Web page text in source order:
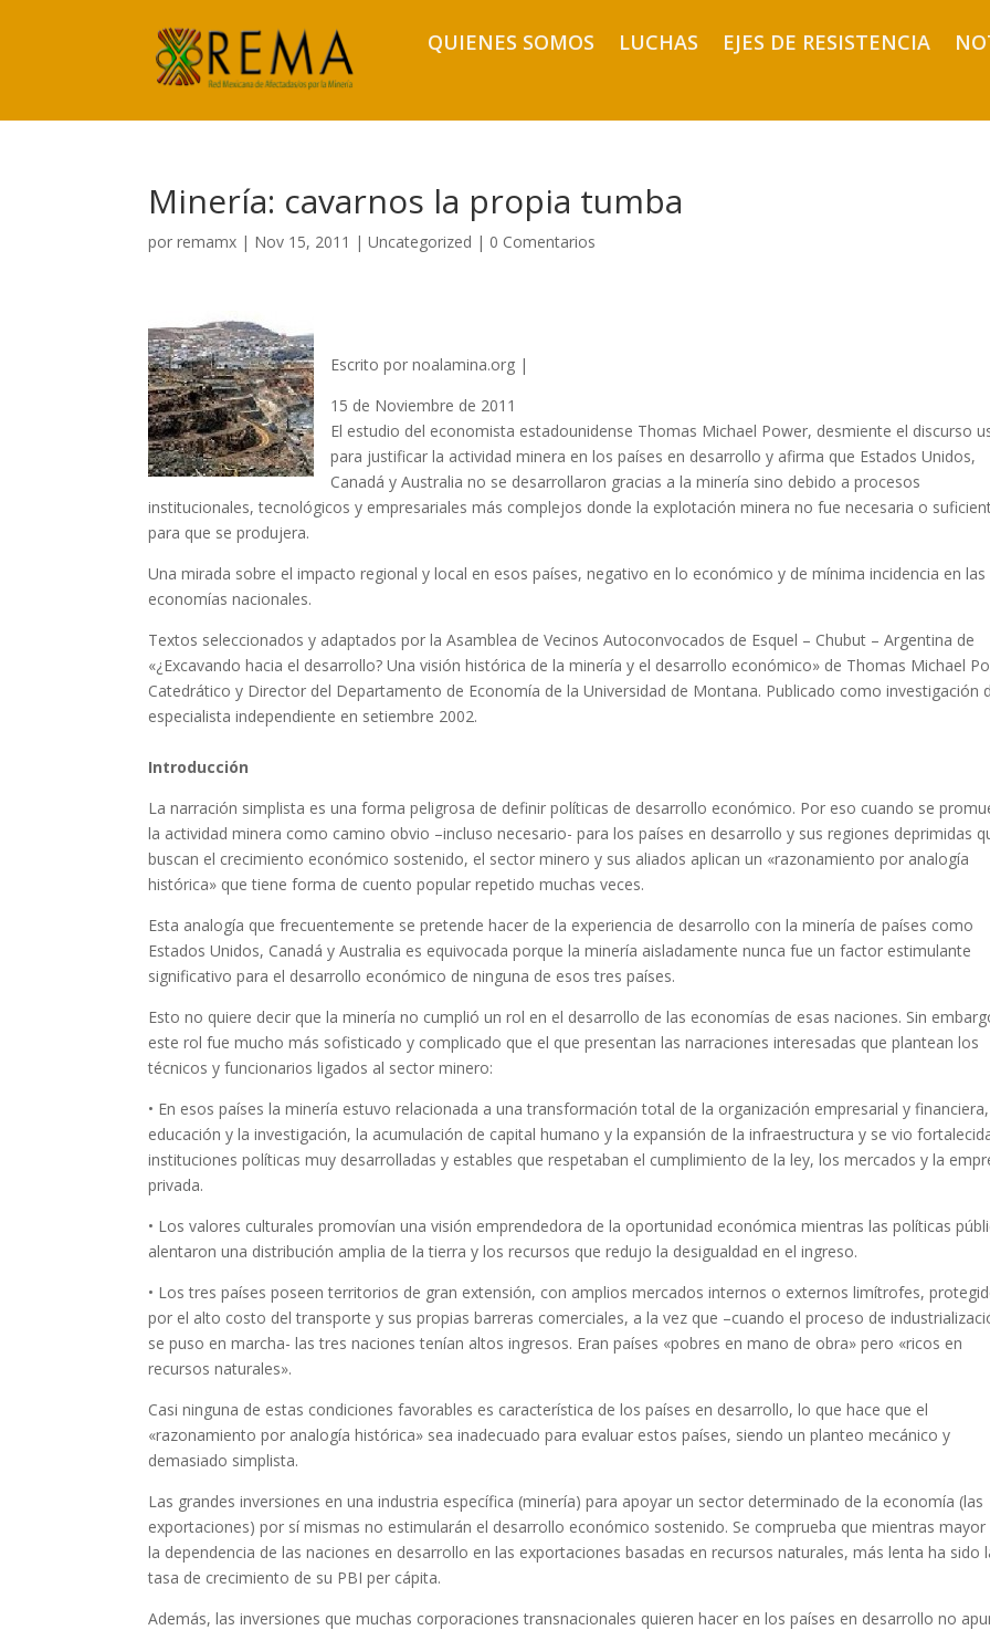
QUIENES SOMOS LUCHAS EJES DE RESISTENCIA
Minería: cavarnos la propia tumba
porremamx | Nov 15, 2011 |Uncategorized | 0 Comentarios
Escrito por noalamina.org |
15 de Noviembre de 2011
El estudio del economista estadounidense Thomas Michael Power, desmiente el discurso
para justificar la actividad minera en los países en desarrollo y afirma que Estados Unidos,
Canadá y Australia no se desarrollaron gracias a la minería sino debido a procesos
institucionales, tecnológicos y empresariales más complejos donde la explotación minera no fue necesaria o
para que se produjera.
Una mirada sobre el impacto regional y local en esos países, negativo en lo económico y de mínima incidencia en las
economías nacionales.
Textos seleccionados y adaptados por la Asamblea de Vecinos Autoconvocados de Esquel – Chubut – Argentina de
«¿Excavando hacia el desarrollo? Una visión histórica de la minería y el desarrollo económico» de Thomas Michael
Catedrático y Director del Departamento de Economía de la Universidad de Montana. Publicado como investigación
especialista independiente en setiembre 2002.
Introducción
La narración simplista es una forma peligrosa de definir políticas de desarrollo económico. Por eso cuando se
la actividad minera como camino obvio –incluso necesario- para los países en desarrollo y sus regiones deprimidas
buscan el crecimiento económico sostenido, el sector minero y sus aliados aplican un «razonamiento por analogía
histórica» que tiene forma de cuento popular repetido muchas veces.
Esta analogía que frecuentemente se pretende hacer de la experiencia de desarrollo con la minería de países como
Estados Unidos, Canadá y Australia es equivocada porque la minería aisladamente nunca fue un factor estimulante
significativo para el desarrollo económico de ninguna de esos tres países.
Esto no quiere decir que la minería no cumplió un rol en el desarrollo de las economías de esas naciones. Sin
este rol fue mucho más sofisticado y complicado que el que presentan las narraciones interesadas que plantean los
técnicos y funcionarios ligados al sector minero:
• En esos países la minería estuvo relacionada a una transformación total de la organización empresarial y
educación y la investigación, la acumulación de capital humano y la expansión de la infraestructura y se vio
instituciones políticas muy desarrolladas y estables que respetaban el cumplimiento de la ley, los mercados y la
privada.
• Los valores culturales promovían una visión emprendedora de la oportunidad económica mientras las políticas
alentaron una distribución amplia de la tierra y los recursos que redujo la desigualdad en el ingreso.
• Los tres países poseen territorios de gran extensión, con amplios mercados internos o externos limítrofes,
por el alto costo del transporte y sus propias barreras comerciales, a la vez que –cuando el proceso de
se puso en marcha- las tres naciones tenían altos ingresos. Eran países «pobres en mano de obra» pero «ricos en
recursos naturales».
Casi ninguna de estas condiciones favorables es característica de los países en desarrollo, lo que hace que el
«razonamiento por analogía histórica» sea inadecuado para evaluar estos países, siendo un planteo mecánico y
demasiado simplista.
Las grandes inversiones en una industria específica (minería) para apoyar un sector determinado de la economía (las
exportaciones) por sí mismas no estimularán el desarrollo económico sostenido. Se comprueba que mientras mayor
la dependencia de las naciones en desarrollo en las exportaciones basadas en recursos naturales, más lenta ha sido
tasa de crecimiento de su PBI per cápita.
Además, las inversiones que muchas corporaciones transnacionales quieren hacer en los países en desarrollo no